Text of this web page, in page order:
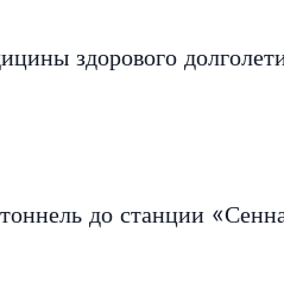
здорового
до станции